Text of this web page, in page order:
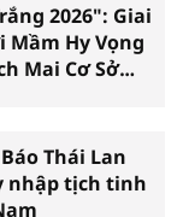
2026": Giai
Mầm Hy Vọng
Mai Cơ Sở
Thái Lan
nhập tịch tinh